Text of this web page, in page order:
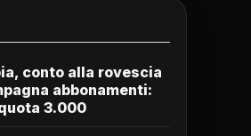
conto alla rovescia
abbonamenti:
3.000